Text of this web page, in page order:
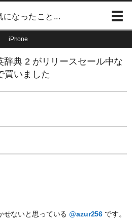
になったこと...
iPhone
辞典 2 がリリースセール中な
買いました
せないと思っている@azur256 です。